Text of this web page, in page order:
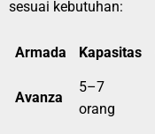
sesuai kebutuhan:
Armada Kapasitas
Avanza
5–7
orang